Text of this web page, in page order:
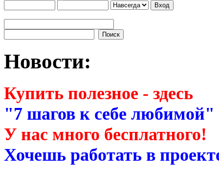
Новости:
Купить полезное - здесь
"7 шагов к себе
У нас много бесплатного!
Хочешь работать в